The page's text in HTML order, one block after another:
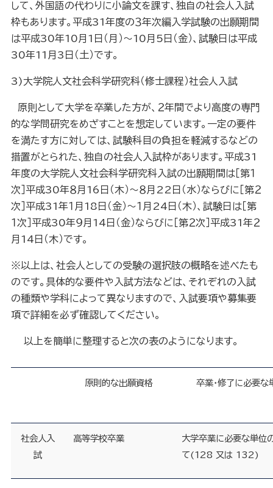
して、外国語の代わりに小論文を課す、独自の社会人入試
枠もあります。平成31 年度の３年次編入学試験の出願期間
は平成30年10月 1 日（月）～10月 5 日（金）、試験日は平成
30年11 月 3 日（土）です。
3)大学院人文社会科学研究科（修士課程）社会人入試
原則として大学を卒業した方が、２年間でより高度の専門
的な学問研究をめざすことを想定しています。一定の要件
を満たす方に対しては、試験科目の負担を軽減するなどの
措置がとられた、独自の社会人入試枠があります。平成31
年度の大学院人文社会科学研究科入試の出願期間は［第１
次］平成30年８月 16 日（木）～８月 22 日（水）ならびに［第２
次］平成31 年１月 18 日（金）～１月 24 日（木）、試験日は［第
１次］平成30年９月 14 日（金）ならびに［第２次］平成31 年２
月 14 日（木）です。
※以上は、社会人としての受験の選択肢の概略を述べたも
のです。具体的な要件や入試方法などは、それぞれの入試
の種類や学科によって異なりますので、入試要項や募集要
項で詳細を必ず確認してください。
以上を簡単に整理すると次の表のようになります。
原則的な出願資格 卒業・修了に必要な
社会人入
試
高等学校卒業
大学卒業に必要な単位
て(128 又は 132 )